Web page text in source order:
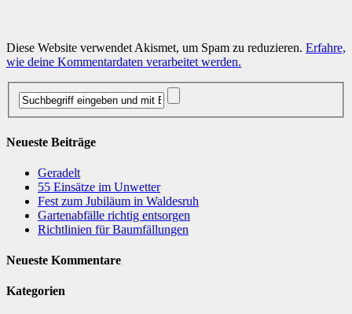
Diese Website verwendet Akismet, um Spam zu reduzieren. Erfahre,
wie deine Kommentardaten verarbeitet werden.
Neueste Beiträge
Geradelt
​55 Einsätze im Unwetter
Fest zum Jubiläum in Waldesruh
Gartenabfälle richtig entsorgen
Richtlinien für Baumfällungen
Neueste Kommentare
Kategorien